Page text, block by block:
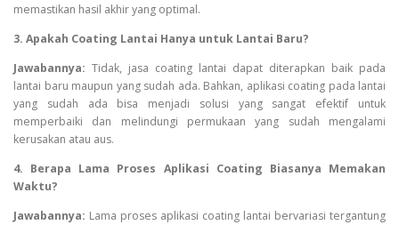
memastikan hasil akhir yang optimal.
3. Apakah Coating Lantai Hanya untuk Lantai Baru?
Jawabannya: Tidak, jasa coating lantai dapat diterapkan baik pada
lantai baru maupun yang sudah ada. Bahkan, aplikasi coating pada lantai
yang sudah ada bisa menjadi solusi yang sangat efektif untuk
memperbaiki dan melindungi permukaan yang sudah mengalami
kerusakan atau aus.
4. Berapa Lama Proses Aplikasi Coating Biasanya Memakan
Waktu?
Jawabannya: Lama proses aplikasi coating lantai bervariasi tergantung